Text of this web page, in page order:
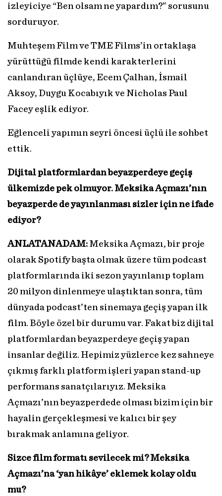
izleyiciye “Ben olsam ne yapardım?” sorusunu
sorduruyor.
Muhteşem Film ve TME Films’in ortaklaşa
yürüttüğü filmde kendi karakterlerini
canlandıran üçlüye, Ecem Çalhan, İsmail
Aksoy, Duygu Kocabıyık ve Nicholas Paul
Facey eşlik ediyor.
Eğlenceli yapımın seyri öncesi üçlü ile sohbet
ettik.
Dijital platformlardan beyazperdeye geçiş
ülkemizde pek olmuyor. Meksika Açmazı’nın
beyazperde de yayınlanması sizler için ne ifade
ediyor?
ANLATANADAM: Meksika Açmazı, bir proje
olarak Spotify başta olmak üzere tüm podcast
platformlarında iki sezon yayınlanıp toplam
20 milyon dinlenmeye ulaştıktan sonra, tüm
dünyada podcast’ten sinemaya geçiş yapan ilk
film. Böyle özel bir durumu var. Fakat biz dijital
platformlardan beyazperdeye geçiş yapan
insanlar değiliz. Hepimiz yüzlerce kez sahneye
çıkmış farklı platform işleri yapan stand-up
performans sanatçılarıyız. Meksika
Açmazı’nın beyazperdede olması bizim için bir
hayalin gerçekleşmesi ve kalıcı bir şey
bırakmak anlamına geliyor.
Sizce film formatı sevilecek mi? Meksika
Açmazı’na ‘yan hikâye’ eklemek kolay oldu
mu?